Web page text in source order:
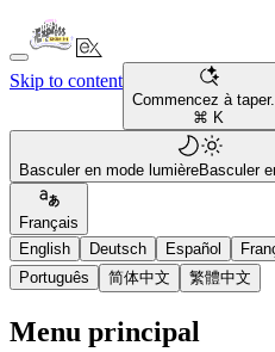
Skip to content
Commencez à
⌘ K
Basculer en mode lumièreBasculer
Français
English
Deutsch Español
Português
简体中文 繁體中文
Menu principal